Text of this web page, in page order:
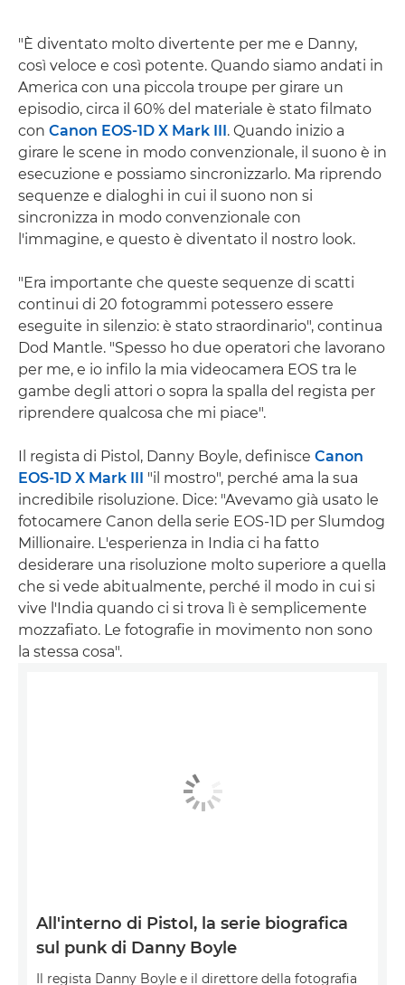
"È diventato molto divertente per me e Danny,
così veloce e così potente. Quando siamo andati in
America con una piccola troupe per girare un
episodio, circa il 60% del materiale è stato filmato
con Canon EOS-1D X Mark III. Quando inizio a
girare le scene in modo convenzionale, il suono è in
esecuzione e possiamo sincronizzarlo. Ma riprendo
sequenze e dialoghi in cui il suono non si
sincronizza in modo convenzionale con
l'immagine, e questo è diventato il nostro look.
"Era importante che queste sequenze di scatti
continui di 20 fotogrammi potessero essere
eseguite in silenzio: è stato straordinario", continua
Dod Mantle. "Spesso ho due operatori che lavorano
per me, e io infilo la mia videocamera EOS tra le
gambe degli attori o sopra la spalla del regista per
riprendere qualcosa che mi piace".
Il regista di Pistol, Danny Boyle, definisce Canon
EOS-1D X Mark III "il mostro", perché ama la sua
incredibile risoluzione. Dice: "Avevamo già usato le
fotocamere Canon della serie EOS-1D per Slumdog
Millionaire. L'esperienza in India ci ha fatto
desiderare una risoluzione molto superiore a quella
che si vede abitualmente, perché il modo in cui si
vive l'India quando ci si trova lì è semplicemente
mozzafiato. Le fotografie in movimento non sono
la stessa cosa".
All'interno di Pistol, la serie biografica
sul punk di Danny Boyle
Il regista Danny Boyle e il direttore della fotografia